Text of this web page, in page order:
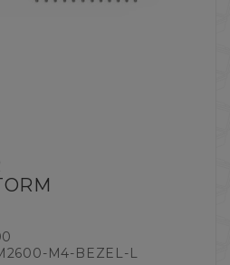
M4-BEZEL-L